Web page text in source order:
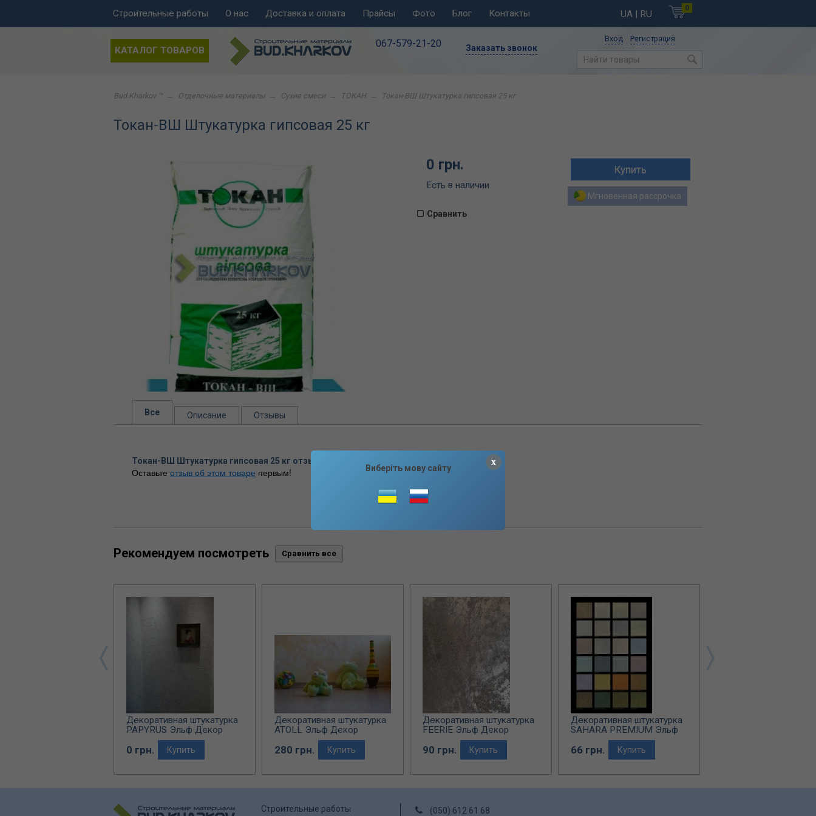
0
UA | RU
Строительные работы О нас Доставка и оплата Прайсы Фото Блог Контакты
Вход Регистрация
КАТАЛОГ ТОВАРОВ
067-579-21-20 Заказать звонок
Bud.Kharkov ™ Отделочные материалы Сухие смеси ТОКАН Токан-ВШ Штукатурка гипсовая 25 кг
Токан-ВШ Штукатурка гипсовая 25 кг
0 грн.
Есть в наличии
Мгновенная рассрочка
Сравнить
Все Описание Отзывы
Токан-ВШ Штукатурка гипсовая 25 кг отзывы
Оставьте отзыв об этом товаре первым!
Рекомендуем посмотреть
Декоративная штукатурка
PAPYRUS Эльф Декор
0 грн. Купить
Декоративная штукатурка
ATOLL Эльф Декор
280 грн. Купить
Декоративная штукатурка
FEERIE Эльф Декор
(перламутровое покрытие)
90 грн. Купить
Декоративная штукатурка
SAHARA PREMIUM Эльф
66 грн. Купить
Строительные работы
(050) 612 61 68
x
Виберіть мову сайту